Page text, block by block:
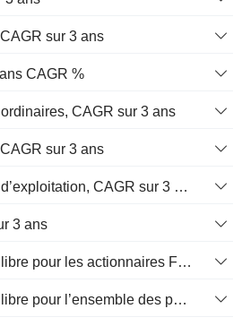
sur 3 ans
CAGR %
CAGR sur 3 ans
sur 3 ans
Flux de trésorerie d’exploitation, CAGR sur 3 ans
3 ans
Flux de trésorerie libre pour les actionnaires FCFE, CAGR sur 3 ans
Flux de trésorerie libre pour l’ensemble des pourvoyeurs de fonds (créanciers et actionnaires) FCFF, CAGR sur 3 ans